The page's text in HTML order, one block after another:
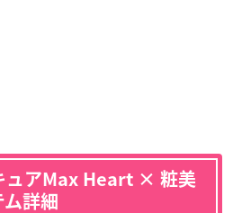
ュアMax Heart × 粧美
詳細